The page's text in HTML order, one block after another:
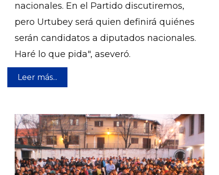
nacionales. En el Partido discutiremos,
pero Urtubey será quien definirá quiénes
serán candidatos a diputados nacionales.
Haré lo que pida", aseveró.
Leer más...